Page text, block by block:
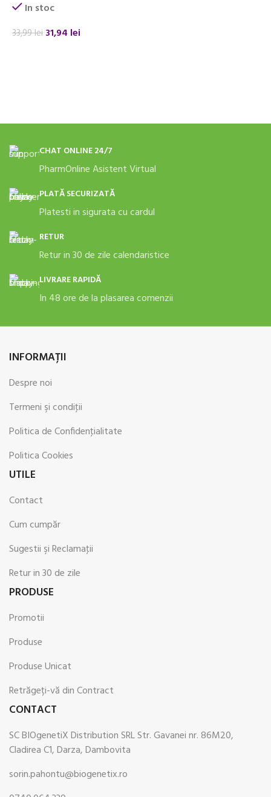
In stoc
33,99lei 31,94 lei
CHAT ONLINE 24/7
PharmOnline Asistent Virtual
PLATĂ SECURIZATĂ
Platesti in sigurata cu cardul
RETUR
Retur in 30 de zile calendaristice
LIVRARE RAPIDĂ
In 48 ore de la plasarea comenzii
INFORMAŢII
Despre noi
Termeni şi condiţii
Politica de Confidenţialitate
Politica Cookies
UTILE
Contact
Cum cumpăr
Sugestii şi Reclamaţii
Retur in 30 de zile
PRODUSE
Promotii
Produse
Produse Unicat
Retrăgeți-vă din Contract
CONTACT
SC BIOgenetiX Distribution SRL Str. Gavanei nr. 86M20,
Cladirea C1, Darza, Dambovita
sorin.pahontu@biogenetix.ro